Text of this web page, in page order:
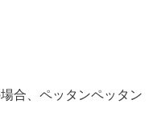
合、ペッタンペッタン